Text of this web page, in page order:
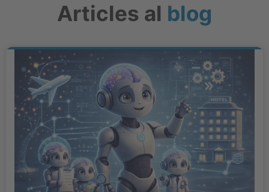
Articles al blog